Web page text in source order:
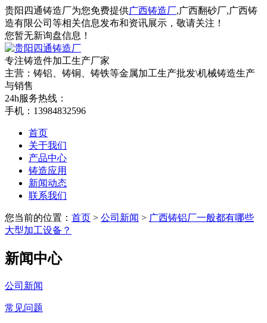
贵阳四通铸造厂为您免费提供广西铸造厂,广西翻砂厂,广西铸
造有限公司等相关信息发布和资讯展示，敬请关注！
您暂无新询盘信息！
专注铸造件加工生产厂家
主营：铸铝、铸铜、铸铁等金属加工生产批发\机械铸造生产
与销售
24h服务热线：
手机：13984832596
首页
关于我们
产品中心
铸造应用
新闻动态
联系我们
您当前的位置： 首页 > 公司新闻 > 广西铸铝厂一般都有哪些
大型加工设备？
新闻中心
公司新闻
常见问题